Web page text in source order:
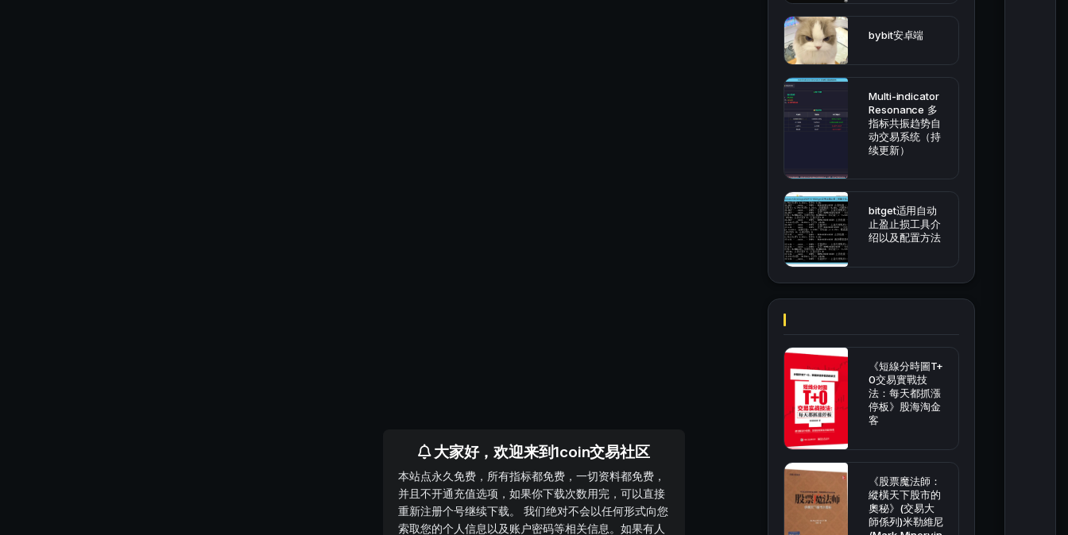
bybit安卓端
Multi-indicator
Resonance 多
指标共振趋势自
动交易系统（持
续更新）
bitget适用自动
止盈止损工具介
绍以及配置方法
《短線分時圖T+
0交易實戰技
法：每天都抓漲
停板》股海淘金
客
《股票魔法師：
縱橫天下股市的
奧秘》(交易大
師係列)米勒維尼
大家好，欢迎来到1coin交易社区
本站点永久免费，所有指标都免费，一切资料都免费，
并且不开通充值选项，如果你下载次数用完，可以直接
重新注册个号继续下载。 我们绝对不会以任何形式向您
索取您的个人信息以及账户密码等相关信息。如果有人